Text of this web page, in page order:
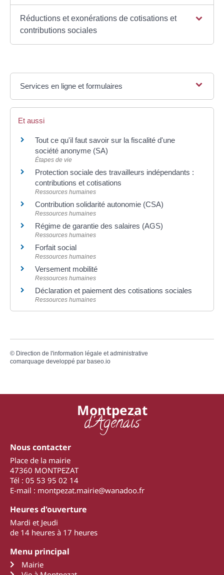
Réductions et exonérations de cotisations et
contributions sociales
Services en ligne et formulaires
Et aussi
Tout ce qu'il faut savoir sur la fiscalité d'une
société anonyme (SA)
Étapes de vie
Protection sociale des travailleurs indépendants :
contributions et cotisations
Ressources humaines
Contribution solidarité autonomie (CSA)
Ressources humaines
Régime de garantie des salaires (AGS)
Ressources humaines
Forfait social
Ressources humaines
Versement mobilité
Ressources humaines
Déclaration et paiement des cotisations sociales
Ressources humaines
© Direction de l'information légale et administrative
comarquage developpé par baseo.io
Montpezat
d'Agenais
Nous contacter
Place de la mairie
47360 MONTPEZAT
Tél : 05 53 95 02 14
E-mail : montpezat.mairie@wanadoo.fr
Heures d'ouverture
Mardi et Jeudi
de 14 heures à 17 heures
Menu principal
Mairie